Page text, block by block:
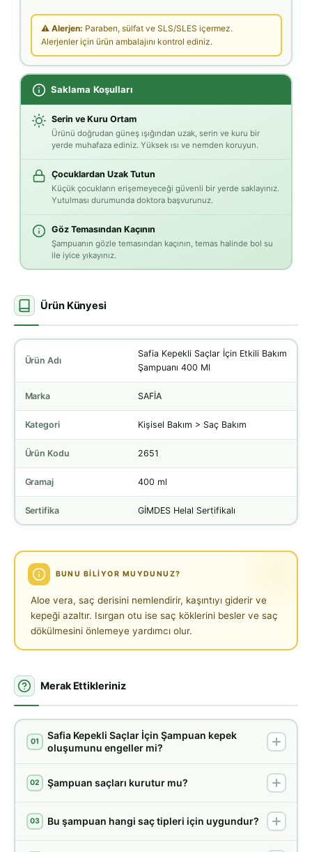
⚠ Alerjen: Paraben, sülfat ve SLS/SLES içermez.
Alerjenler için ürün ambalajını kontrol ediniz.
Saklama Koşulları
Serin ve Kuru Ortam
Ürünü doğrudan güneş ışığından uzak, serin ve kuru bir
yerde muhafaza ediniz. Yüksek ısı ve nemden koruyun.
Çocuklardan Uzak Tutun
Küçük çocukların erişemeyeceği güvenli bir yerde saklayınız.
Yutulması durumunda doktora başvurunuz.
Göz Temasından Kaçının
Şampuanın gözle temasından kaçının, temas halinde bol su
ile iyice yıkayınız.
Ürün Künyesi
Ürün Adı
Safia Kepekli Saçlar İçin Etkili Bakım
Şampuanı 400 Ml
Marka SAFİA
Kategori Kişisel Bakım > Saç Bakım
Ürün Kodu 2651
Gramaj 400 ml
Sertifika GİMDES Helal Sertifikalı
BUNU BILIYOR MUYDUNUZ?
Aloe vera, saç derisini nemlendirir, kaşıntıyı giderir ve
kepeği azaltır. Isırgan otu ise saç köklerini besler ve saç
dökülmesini önlemeye yardımcı olur.
Merak Ettikleriniz
01
Safia Kepekli Saçlar İçin Şampuan kepek
oluşumunu engeller mi?
02 Şampuan saçları kurutur mu?
03 Bu şampuan hangi saç tipleri için uygundur?